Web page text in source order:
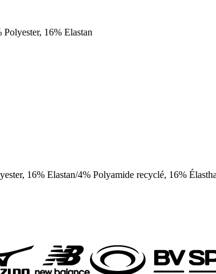
16% Elastan
16% Elastan/4% Polyamide recyclé, 16%